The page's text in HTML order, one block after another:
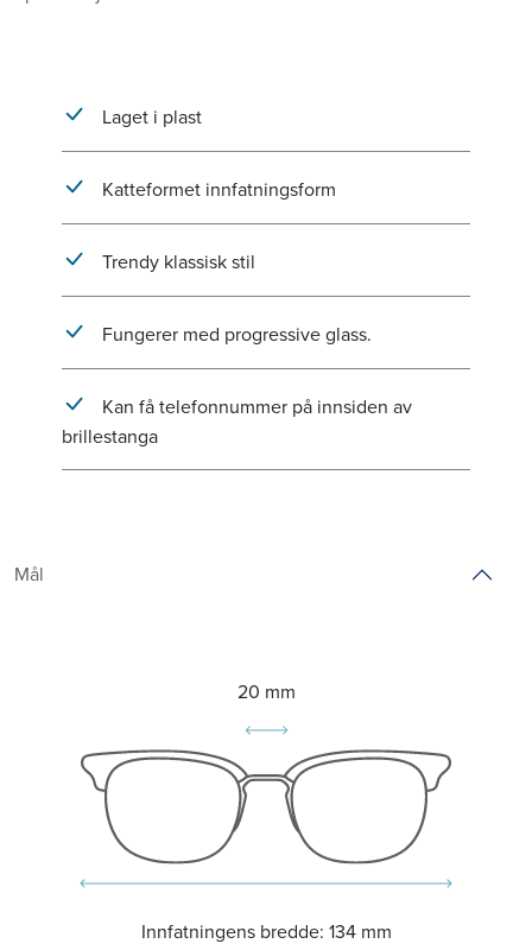
Laget i plast
Katteformet innfatningsform
Trendy klassisk stil
Fungerer med progressive glass.
Kan få telefonnummer på innsiden av
brillestanga
Mål
20 mm
Innfatningens bredde: 134 mm